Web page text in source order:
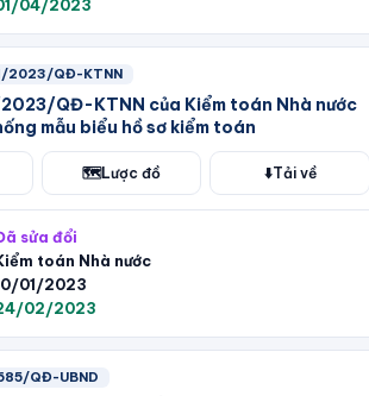
04/2023
2023/QĐ-KTNN
QĐ-KTNN của Kiểm toán Nhà nước
mẫu biểu hồ sơ kiểm toán
🗺️Lược đồ ⬇️Tải về
sửa đổi
toán Nhà nước
01/2023
02/2023
QĐ-UBND